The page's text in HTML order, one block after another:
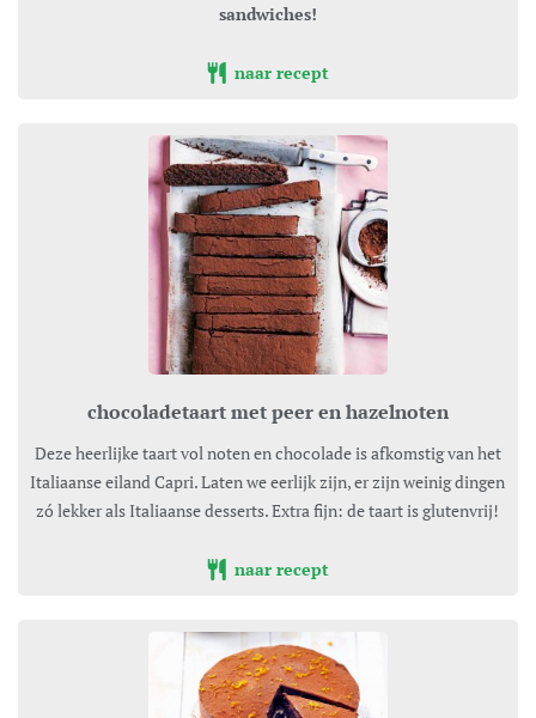
sandwiches!
naar recept
chocoladetaart met peer en hazelnoten
Deze heerlijke taart vol noten en chocolade is afkomstig van het
Italiaanse eiland Capri. Laten we eerlijk zijn, er zijn weinig dingen
zó lekker als Italiaanse desserts. Extra fijn: de taart is glutenvrij!
naar recept